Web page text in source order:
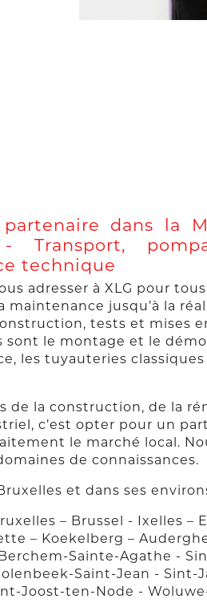
partenaire dans la
- Transport,
technique
adresser à XLG pour
maintenance jusqu’à la
tests et mises
sont le montage et le
les tuyauteries
de la construction, de la
c’est opter pour un
le marché local.
de connaissances.
et dans ses
– Brussel - Ixelles –
– Koekelberg –
Sainte-Agathe -
Saint-Jean - Sint-
Joost-ten-Node -